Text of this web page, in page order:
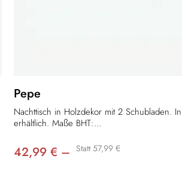
Pepe
Nachttisch in Holzdekor mit 2 Schubladen.
erhältlich. Maße BHT:...
42,99 € – Statt 57,99 €